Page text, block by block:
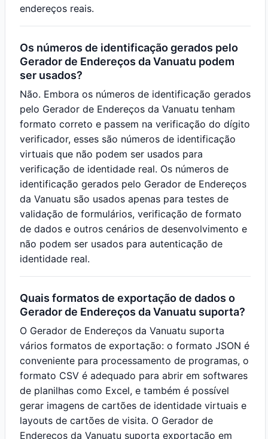
endereços reais.
Os números de identificação gerados pelo
Gerador de Endereços da Vanuatu podem
ser usados?
Não. Embora os números de identificação gerados
pelo Gerador de Endereços da Vanuatu tenham
formato correto e passem na verificação do dígito
verificador, esses são números de identificação
virtuais que não podem ser usados para
verificação de identidade real. Os números de
identificação gerados pelo Gerador de Endereços
da Vanuatu são usados apenas para testes de
validação de formulários, verificação de formato
de dados e outros cenários de desenvolvimento e
não podem ser usados para autenticação de
identidade real.
Quais formatos de exportação de dados o
Gerador de Endereços da Vanuatu suporta?
O Gerador de Endereços da Vanuatu suporta
vários formatos de exportação: o formato JSON é
conveniente para processamento de programas, o
formato CSV é adequado para abrir em softwares
de planilhas como Excel, e também é possível
gerar imagens de cartões de identidade virtuais e
layouts de cartões de visita. O Gerador de
Endereços da Vanuatu suporta exportação em